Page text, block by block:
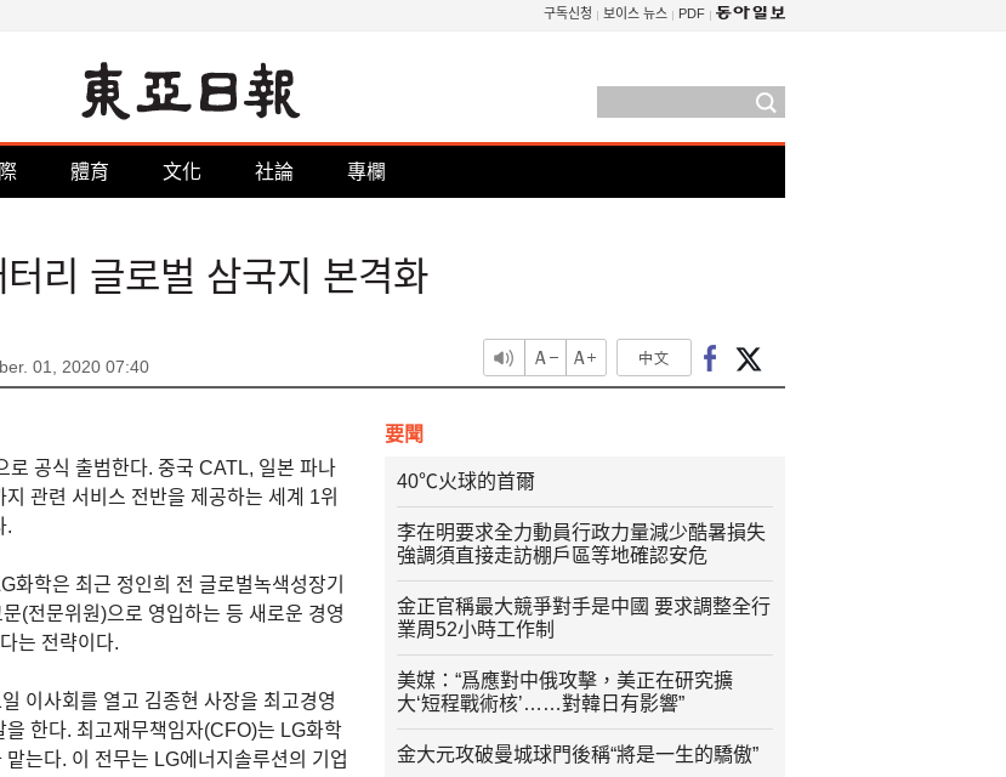
구독신청 보이스 뉴스 PDF
體育 文化 社論 專欄
리 글로벌 삼국지 본격화
01, 2020 07:40
로 공식 출범한다. 중국 CATL, 일본 파나
관련 서비스 전반을 제공하는 세계 1위
.
화학은 최근 정인희 전 글로벌녹색성장기
(전문위원)으로 영입하는 등 새로운 경영
다는 전략이다.
이사회를 열고 김종현 사장을 최고경영
한다. 최고재무책임자(CFO)는 LG화학
는다. 이 전무는 LG에너지솔루션의 기업
要聞
40℃火球的首爾
李在明要求全力動員行政力量減少酷暑損失
強調須直接走訪棚戶區等地確認安危
金正官稱最大競爭對手是中國 要求調整全行
業周52小時工作制
美媒：“爲應對中俄攻擊，美正在研究擴
大‘短程戰術核’……對韓日有影響”
金大元攻破曼城球門後稱“將是一生的驕傲”